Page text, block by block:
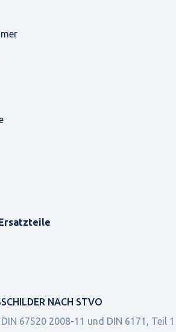
NACH STVO
67520 2008-11 und DIN 6171, Teil 1